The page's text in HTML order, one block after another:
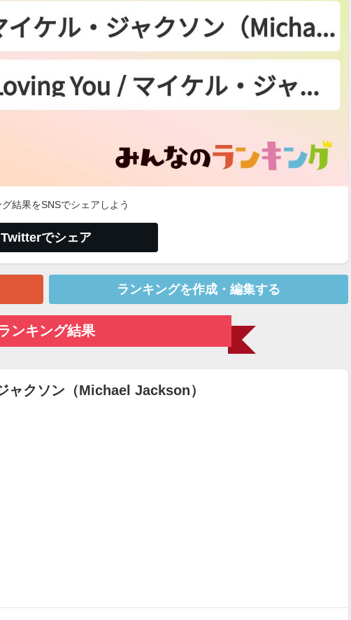
結果をSNSでシェアしよう
Twitterでシェア
ランキングを作成・編集する
ンキング結果
クソン（Michael Jackson）